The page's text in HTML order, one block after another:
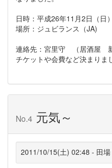
日時：平成26年11月2日（日）
場所：ジュビランス（JA)
連絡先：宮里守 （居酒屋
チケットや会費など決まりま
No.4 元気～
2011/10/15(土) 02:48 - 田場